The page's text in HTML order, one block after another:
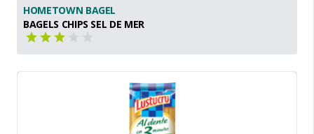
HOMETOWN BAGEL
BAGELS CHIPS SEL DE MER